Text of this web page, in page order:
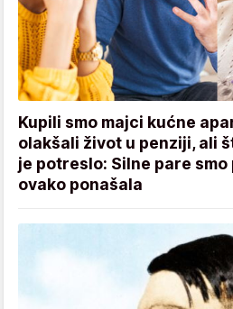
Kupili smo majci kućne
olakšali život u penziji, ali
je potreslo: Silne pare smo
ovako ponašala